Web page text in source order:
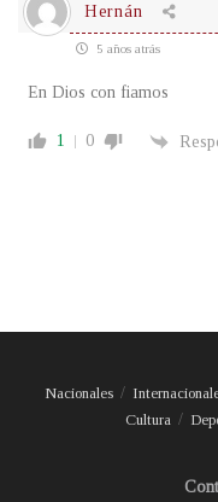
Hernán
5 años atrás
En Dios con fiamos
1 0
Nacionales
Cultura